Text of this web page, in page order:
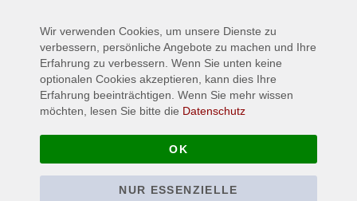
Mit "The Astonishing" versuchten sich DREAM THEATER nach
langer Zeit wieder einmal an einem Konzeptalbum. Und wie man
es von der Band gewohnt ist, erschien ein atemberaubendes
Werk und die Meister haben ihre Ausnahmestellung wieder
einmal unter Beweise gestellt. Material: 100% Baumwolle
Wir verwenden Cookies, um unsere Dienste zu
verbessern, persönliche Angebote zu machen und Ihre
Erfahrung zu verbessern. Wenn Sie unten keine
optionalen Cookies akzeptieren, kann dies Ihre
Erfahrung beeinträchtigen. Wenn Sie mehr wissen
möchten, lesen Sie bitte die Datenschutz
OK
NUR ESSENZIELLE